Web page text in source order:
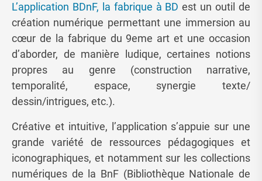
L’application BDnF, la fabrique à BDest un outil de
création numérique permettant une immersion au
cœur de la fabrique du 9eme art et une occasion
d’aborder, de manière ludique, certaines notions
propres au genre (construction narrative,
temporalité, espace, synergie texte/
dessin/intrigues, etc.).
Créative et intuitive, l’application s’appuie sur une
grande variété de ressources pédagogiques et
iconographiques, et notamment sur les collections
numériques de la BnF (Bibliothèque Nationale de